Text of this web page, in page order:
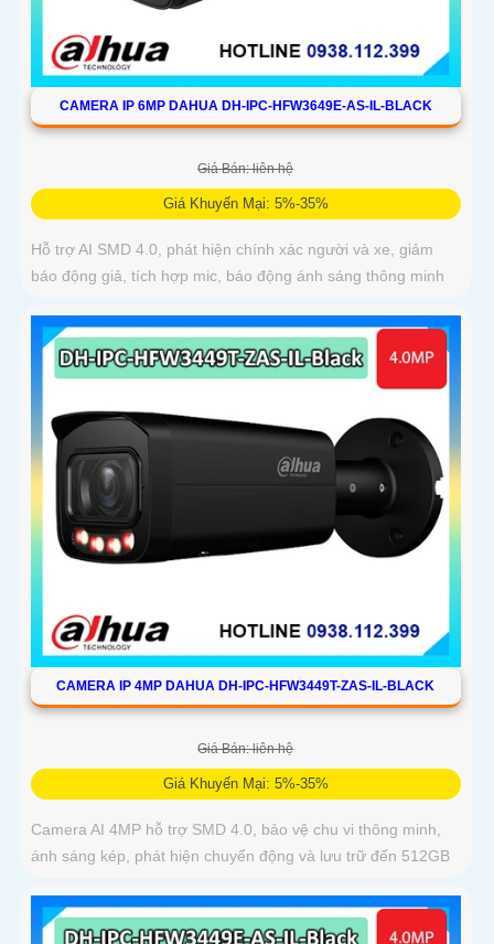
CAMERA IP 6MP DAHUA DH-IPC-HFW3649E-AS-IL-BLACK
Giá Bán: liên hệ
Giá Khuyến Mại: 5%-35%
Hỗ trợ AI SMD 4.0, phát hiện chính xác người và xe, giảm
báo động giả, tích hợp mic, báo động ánh sáng thông minh
CAMERA IP 4MP DAHUA DH-IPC-HFW3449T-ZAS-IL-BLACK
Giá Bán: liên hệ
Giá Khuyến Mại: 5%-35%
Camera AI 4MP hỗ trợ SMD 4.0, bảo vệ chu vi thông minh,
ánh sáng kép, phát hiện chuyển động và lưu trữ đến 512GB